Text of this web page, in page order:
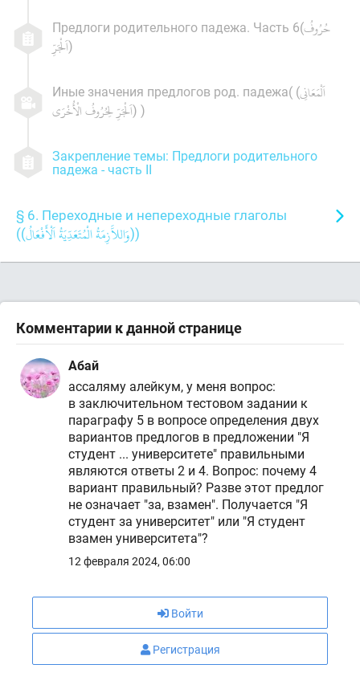
Предлоги родительного падежа. Часть 6(
)
Иные значения предлогов род. падежа( (
) )
Закрепление темы: Предлоги родительного
падежа - часть II
§ 6. Переходные и непереходные глаголы
((
))
Комментарии к данной странице
Абай
ассаляму алейкум, у меня вопрос:
в заключительном тестовом задании к
параграфу 5 в вопросе определения двух
вариантов предлогов в предложении "Я
студент ... университете" правильными
являются ответы 2 и 4. Вопрос: почему 4
вариант правильный? Разве этот предлог
не означает "за, взамен". Получается "Я
студент за университет" или "Я студент
взамен университета"?
12 февраля 2024, 06:00
Войти
Регистрация